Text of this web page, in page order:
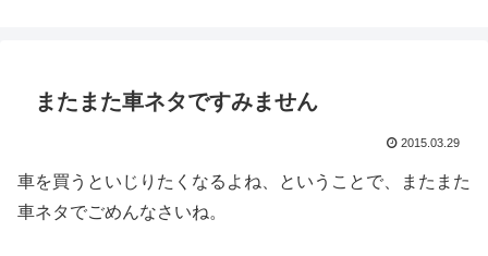
またまた車ネタですみません
2015.03.29
車を買うといじりたくなるよね、ということで、またまた
車ネタでごめんなさいね。